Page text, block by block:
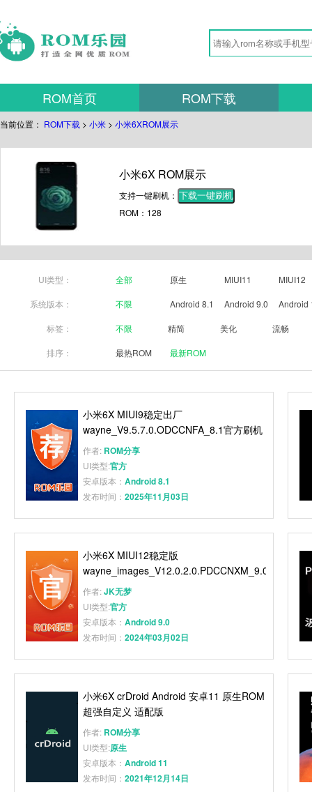
ROM首页 ROM下载
当前位置： ROM下载 > 小米 > 小米6XROM展示
小米6X ROM展示
支持一键刷机： 下载一键刷机
ROM：128
UI类型： 全部 原生 MIUI11 MIUI12
系统版本： 不限 Android 8.1 Android 9.0 Android
标签： 不限 精简 美化 流畅
排序： 最热ROM 最新ROM
小米6X MIUI9稳定出厂
wayne_V9.5.7.0.ODCCNFA_8.1官方刷机
包 完全免费
作者: ROM分享
UI类型:官方
安卓版本： Android 8.1
发布时间： 2025年11月03日
小米6X MIUI12稳定版
wayne_images_V12.0.2.0.PDCCNXM_9.0
官方原厂线刷包
作者:JK无梦
UI类型:官方
安卓版本： Android 9.0
发布时间： 2024年03月02日
小米6X crDroid Android 安卓11 原生ROM
超强自定义 适配版
作者: ROM分享
UI类型:原生
安卓版本： Android 11
发布时间： 2021年12月14日